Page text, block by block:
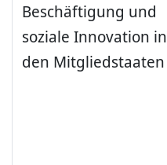
Beschäftigung und
soziale Innovation in
den Mitgliedstaaten